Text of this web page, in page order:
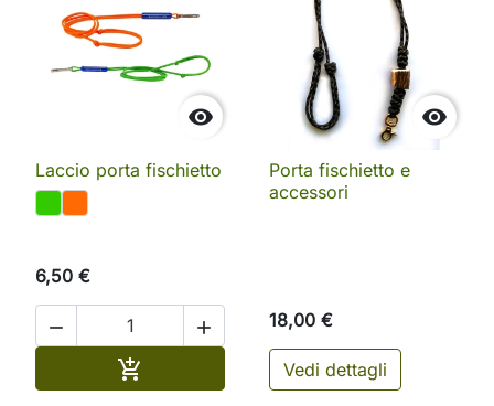

Laccio porta fischietto
6,50 €
 
 Aggiungi al carrello

Porta fischietto e
accessori
18,00 €
Vedi dettagli